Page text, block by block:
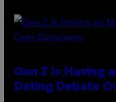
Gen Z Is Having
Dating Debate